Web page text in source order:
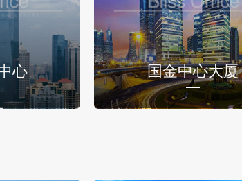
心 国金中心大厦